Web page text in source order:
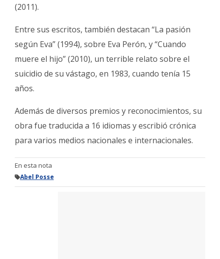
(2011).
Entre sus escritos, también destacan “La pasión
según Eva” (1994), sobre Eva Perón, y “Cuando
muere el hijo” (2010), un terrible relato sobre el
suicidio de su vástago, en 1983, cuando tenía 15
años.
Además de diversos premios y reconocimientos, su
obra fue traducida a 16 idiomas y escribió crónica
para varios medios nacionales e internacionales.
En esta nota
Abel Posse